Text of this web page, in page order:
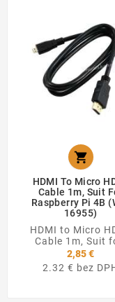

HDMI To Micro
Cable 1m, Suit
Raspberry Pi 4B
16955)
HDMI to Micro
Cable 1m, Suit
2,85 €
2.32 € bez